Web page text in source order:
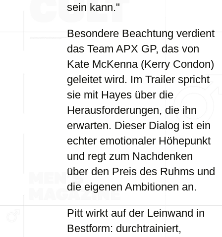
sein kann."
Besondere Beachtung verdient
das Team APX GP, das von
Kate McKenna (Kerry Condon)
geleitet wird. Im Trailer spricht
sie mit Hayes über die
Herausforderungen, die ihn
erwarten. Dieser Dialog ist ein
echter emotionaler Höhepunkt
und regt zum Nachdenken
über den Preis des Ruhms und
die eigenen Ambitionen an.
Pitt wirkt auf der Leinwand in
Bestform: durchtrainiert,